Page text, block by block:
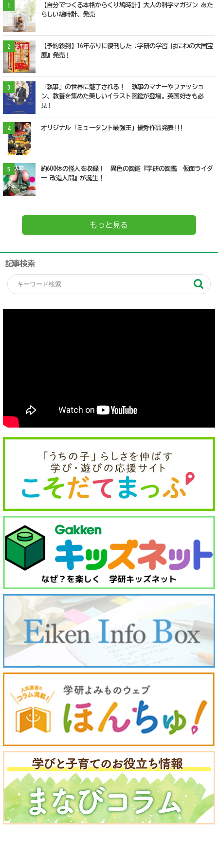
1
【自分でつくる本格からくり鳩時計】大人の科学マガジン あた
らしい鳩時計、発売
2
【予約殺到】16年ぶりに復刊した『学研の学習 はにわの大国宝
展』発売！
3
「執事」の世界に魅了される！ 執事のマナーやファッショ
ン、教養を集めた美しいイラスト図鑑が登場。英国好きも必
見！
4 オリジナル「ミュータント最強王」優秀作品発表!!!
5
約600体の怪人を収録！ 異色の図鑑『学研の図鑑 仮面ライダ
ー 改造人間』が誕生！
もっと見る
記事検索